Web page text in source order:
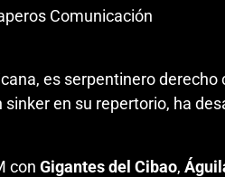
Comunicación
es serpentinero
sinker en su repertorio, ha
con Gigantes del Cibao,